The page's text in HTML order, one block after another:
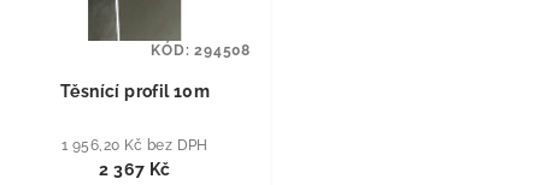
Těsnící profil 10m
1 956,20 Kč bez DPH
2 367 Kč
KÓD:294508